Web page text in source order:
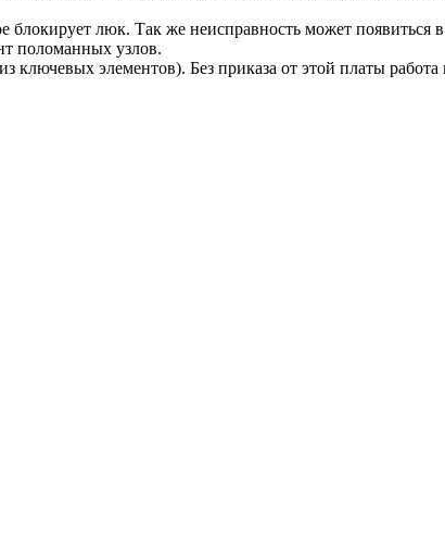
блокирует люк. Так же неисправность может
поломанных узлов.
элементов). Без приказа от этой платы работа